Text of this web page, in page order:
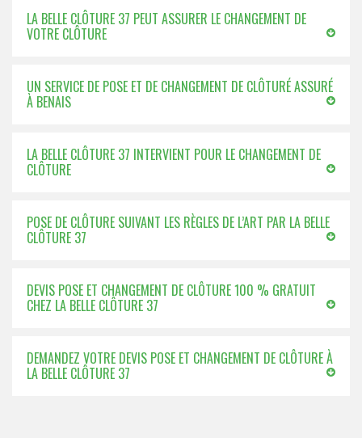
LA BELLE CLÔTURE 37 PEUT ASSURER LE CHANGEMENT DE
VOTRE CLÔTURE
UN SERVICE DE POSE ET DE CHANGEMENT DE CLÔTURÉ ASSURÉ
À BENAIS
LA BELLE CLÔTURE 37 INTERVIENT POUR LE CHANGEMENT DE
CLÔTURE
POSE DE CLÔTURE SUIVANT LES RÈGLES DE L’ART PAR LA BELLE
CLÔTURE 37
DEVIS POSE ET CHANGEMENT DE CLÔTURE 100 % GRATUIT
CHEZ LA BELLE CLÔTURE 37
DEMANDEZ VOTRE DEVIS POSE ET CHANGEMENT DE CLÔTURE À
LA BELLE CLÔTURE 37